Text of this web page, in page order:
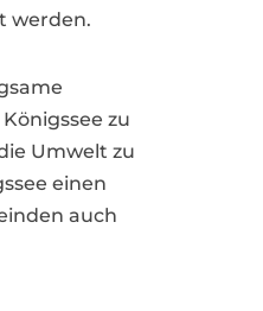
werden.
zu
Umwelt zu
einen
auch